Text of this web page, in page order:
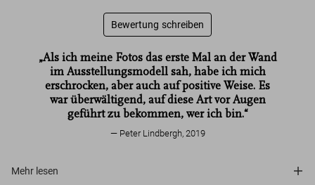
Bewertung schreiben
„Als ich meine Fotos das erste Mal an der Wand
im Ausstellungsmodell sah, habe ich mich
erschrocken, aber auch auf positive Weise. Es
war überwältigend, auf diese Art vor Augen
geführt zu bekommen, wer ich bin.“
Peter Lindbergh, 2019
Mehr lesen